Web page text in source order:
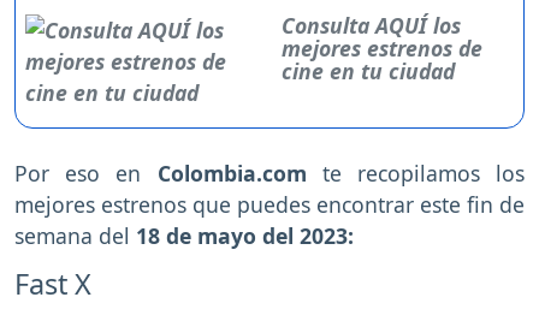
Consulta AQUÍ los
mejores estrenos de
cine en tu ciudad
Por eso en Colombia.com te recopilamos los
mejores estrenos que puedes encontrar este fin de
semana del 18 de mayo del 2023:
Fast X